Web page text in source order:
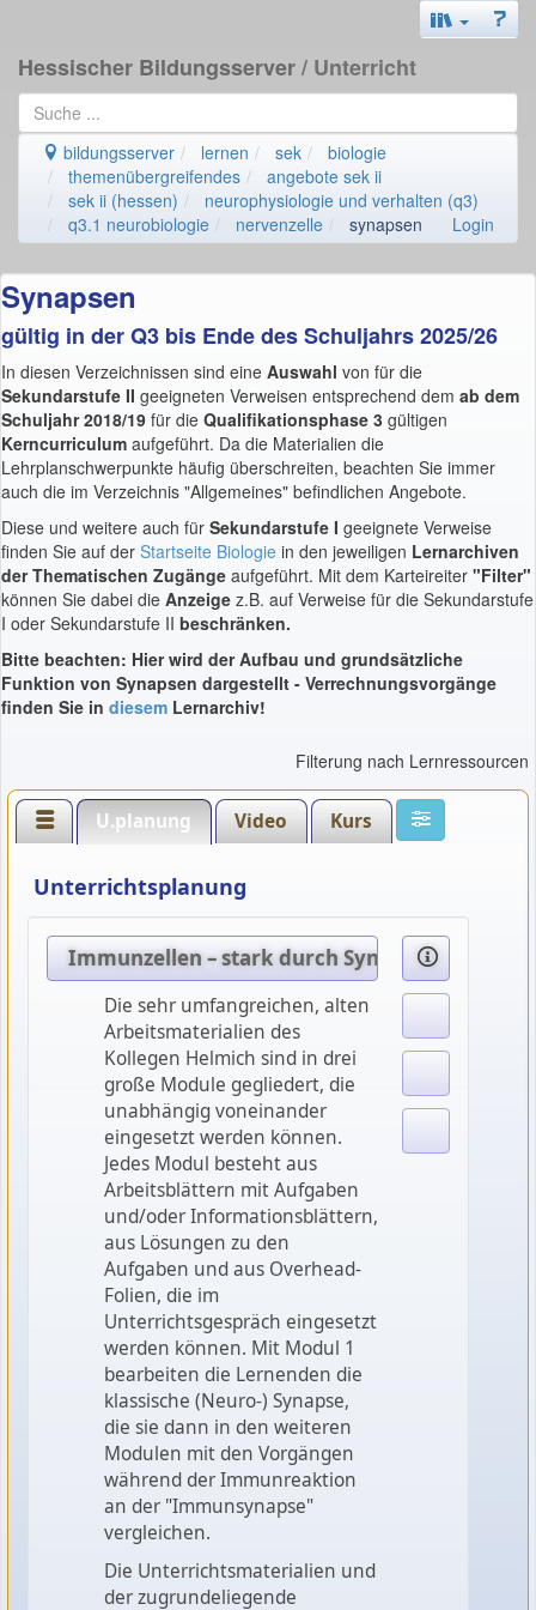
Hessischer Bildungsserver/ Unterricht
bildungsserver lernen sek
biologie
themenübergreifendes
angebote sek ii
sek ii (hessen)
neurophysiologie und verhalten (q3)
q3.1 neurobiologie
nervenzelle synapsen Login
Synapsen
gültig in der Q3 bis Ende des Schuljahrs 2025/26
In diesen Verzeichnissen sind eine Auswahl von für die
Sekundarstufe II geeigneten Verweisen entsprechend dem ab dem
Schuljahr 2018/19 für die Qualifikationsphase 3 gültigen
Kerncurriculum aufgeführt. Da die Materialien die
Lehrplanschwerpunkte häufig überschreiten, beachten Sie immer
auch die im Verzeichnis "Allgemeines" befindlichen Angebote.
Diese und weitere auch für Sekundarstufe I geeignete Verweise
finden Sie auf der Startseite Biologie in den jeweiligen Lernarchiven
der Thematischen Zugänge aufgeführt. Mit dem Karteireiter "Filter"
können Sie dabei die Anzeige z.B. auf Verweise für die Sekundarstufe
I oder Sekundarstufe II beschränken.
Bitte beachten: Hier wird der Aufbau und grundsätzliche
Funktion von Synapsen dargestellt - Verrechnungsvorgänge
finden Sie in diesem Lernarchiv!
Filterung nach Lernressourcen
U.planung Video Kurs
Unterrichtsplanung
Immunzellen – stark durch Synapsen
Die sehr umfangreichen, alten
Arbeitsmaterialien des
Kollegen Helmich sind in drei
große Module gegliedert, die
unabhängig voneinander
eingesetzt werden können.
Jedes Modul besteht aus
Arbeitsblättern mit Aufgaben
und/oder Informationsblättern,
aus Lösungen zu den
Aufgaben und aus Overhead-
Folien, die im
Unterrichtsgespräch eingesetzt
werden können. Mit Modul 1
bearbeiten die Lernenden die
klassische (Neuro-) Synapse,
die sie dann in den weiteren
Modulen mit den Vorgängen
während der Immunreaktion
an der "Immunsynapse"
vergleichen.
Die Unterrichtsmaterialien und
der zugrundeliegende